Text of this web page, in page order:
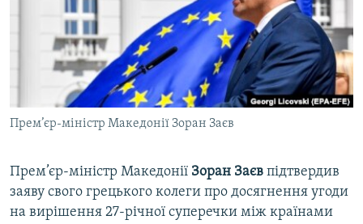
ДЕПОРТАЦІЯ
ВІДЕОУРОКИ «ELIFBE»
СВІДЧЕННЯ ОКУПАЦІЇ
УКРАЇНСЬКА ПРОБЛЕМА КРИМУ
ІНФОГРАФІКА
ЯК ОБІЙТИ БЛОКУВАННЯ
Русский
Qırımtatar
ДОЛУЧАЙСЯ!
Усі сайти RFE/RL
Прем’єр-міністр Македонії Зоран Заєв
Прем’єр-міністр Македонії Зоран Заєв підтвердив
заяву свого грецького колеги про досягнення угоди
на вирішення 27-річної суперечки між країнами